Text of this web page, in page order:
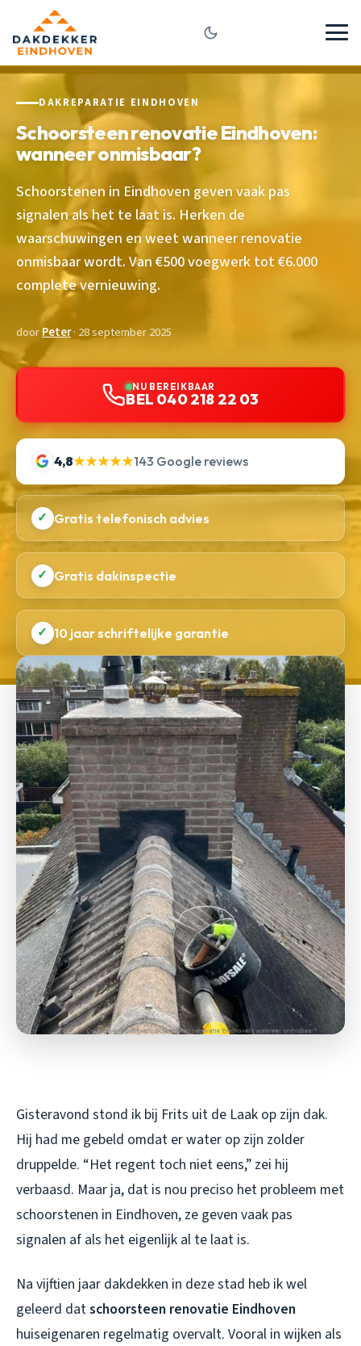
DAKREPARATIE EINDHOVEN
Schoorsteen renovatie Eindhoven:
wanneer onmisbaar?
Schoorstenen in Eindhoven geven vaak pas
signalen als het te laat is. Herken de
waarschuwingen en weet wanneer renovatie
onmisbaar wordt. Van €500 voegwerk tot €6.000
complete vernieuwing.
doorPeter· 28 september 2025
NU BEREIKBAAR
BEL 040 218 22 03
4,8★★★★★143 Google reviews
✓ Gratis telefonisch advies
✓ Gratis dakinspectie
✓ 10 jaar schriftelijke garantie
Gisteravond stond ik bij Frits uit de Laak op zijn dak.
Hij had me gebeld omdat er water op zijn zolder
druppelde. “Het regent toch niet eens,” zei hij
verbaasd. Maar ja, dat is nou preciso het probleem met
schoorstenen in Eindhoven, ze geven vaak pas
signalen af als het eigenlijk al te laat is.
Na vijftien jaar dakdekken in deze stad heb ik wel
geleerd datschoorsteen renovatie Eindhoven
huiseigenaren regelmatig overvalt. Vooral in wijken als